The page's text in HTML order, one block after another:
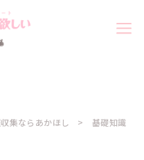
集ならあかほし 基礎知識